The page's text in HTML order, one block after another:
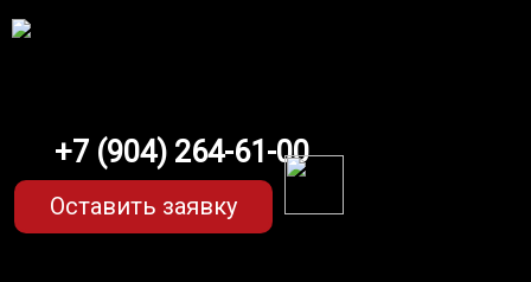
+7 (904) 264-61-00
Оставить заявку